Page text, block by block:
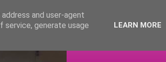
and user-agent
service, generate usage
LEARN MORE